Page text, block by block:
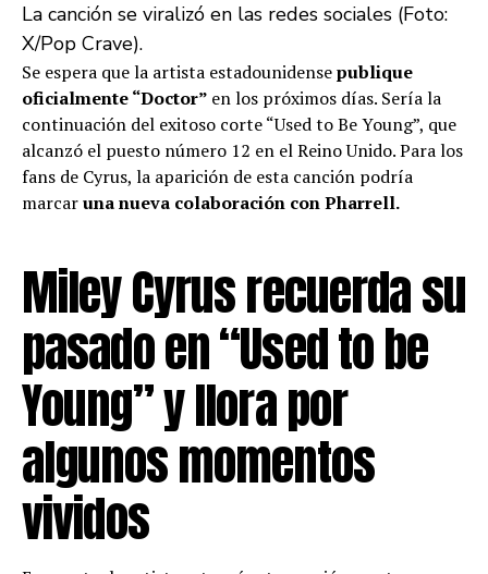
La canción se viralizó en las redes sociales (Foto:
X/Pop Crave).
Se espera que la artista estadounidensepublique
oficialmente “Doctor” en los próximos días. Sería la
continuación del exitoso corte “Used to Be Young”, que
alcanzó el puesto número 12 en el Reino Unido. Para los
fans de Cyrus, la aparición de esta canción podría
marcaruna nueva colaboración con Pharrell.
Miley Cyrus recuerda su
pasado en “Used to be
Young” y llora por
algunos momentos
vividos